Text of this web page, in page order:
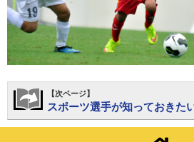
【次ページ】
スポーツ選手が知っておきた